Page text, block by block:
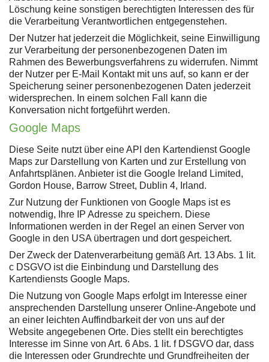
Löschung keine sonstigen berechtigten Interessen des für
die Verarbeitung Verantwortlichen entgegenstehen.
Der Nutzer hat jederzeit die Möglichkeit, seine Einwilligung
zur Verarbeitung der personenbezogenen Daten im
Rahmen des Bewerbungsverfahrens zu widerrufen. Nimmt
der Nutzer per E-Mail Kontakt mit uns auf, so kann er der
Speicherung seiner personenbezogenen Daten jederzeit
widersprechen. In einem solchen Fall kann die
Konversation nicht fortgeführt werden.
Google Maps
Diese Seite nutzt über eine API den Kartendienst Google
Maps zur Darstellung von Karten und zur Erstellung von
Anfahrtsplänen. Anbieter ist die Google Ireland Limited,
Gordon House, Barrow Street, Dublin 4, Irland.
Zur Nutzung der Funktionen von Google Maps ist es
notwendig, Ihre IP Adresse zu speichern. Diese
Informationen werden in der Regel an einen Server von
Google in den USA übertragen und dort gespeichert.
Der Zweck der Datenverarbeitung gemäß Art. 13 Abs. 1 lit.
c DSGVO ist die Einbindung und Darstellung des
Kartendiensts Google Maps.
Die Nutzung von Google Maps erfolgt im Interesse einer
ansprechenden Darstellung unserer Online-Angebote und
an einer leichten Auffindbarkeit der von uns auf der
Website angegebenen Orte. Dies stellt ein berechtigtes
Interesse im Sinne von Art. 6 Abs. 1 lit. f DSGVO dar, dass
die Interessen oder Grundrechte und Grundfreiheiten der